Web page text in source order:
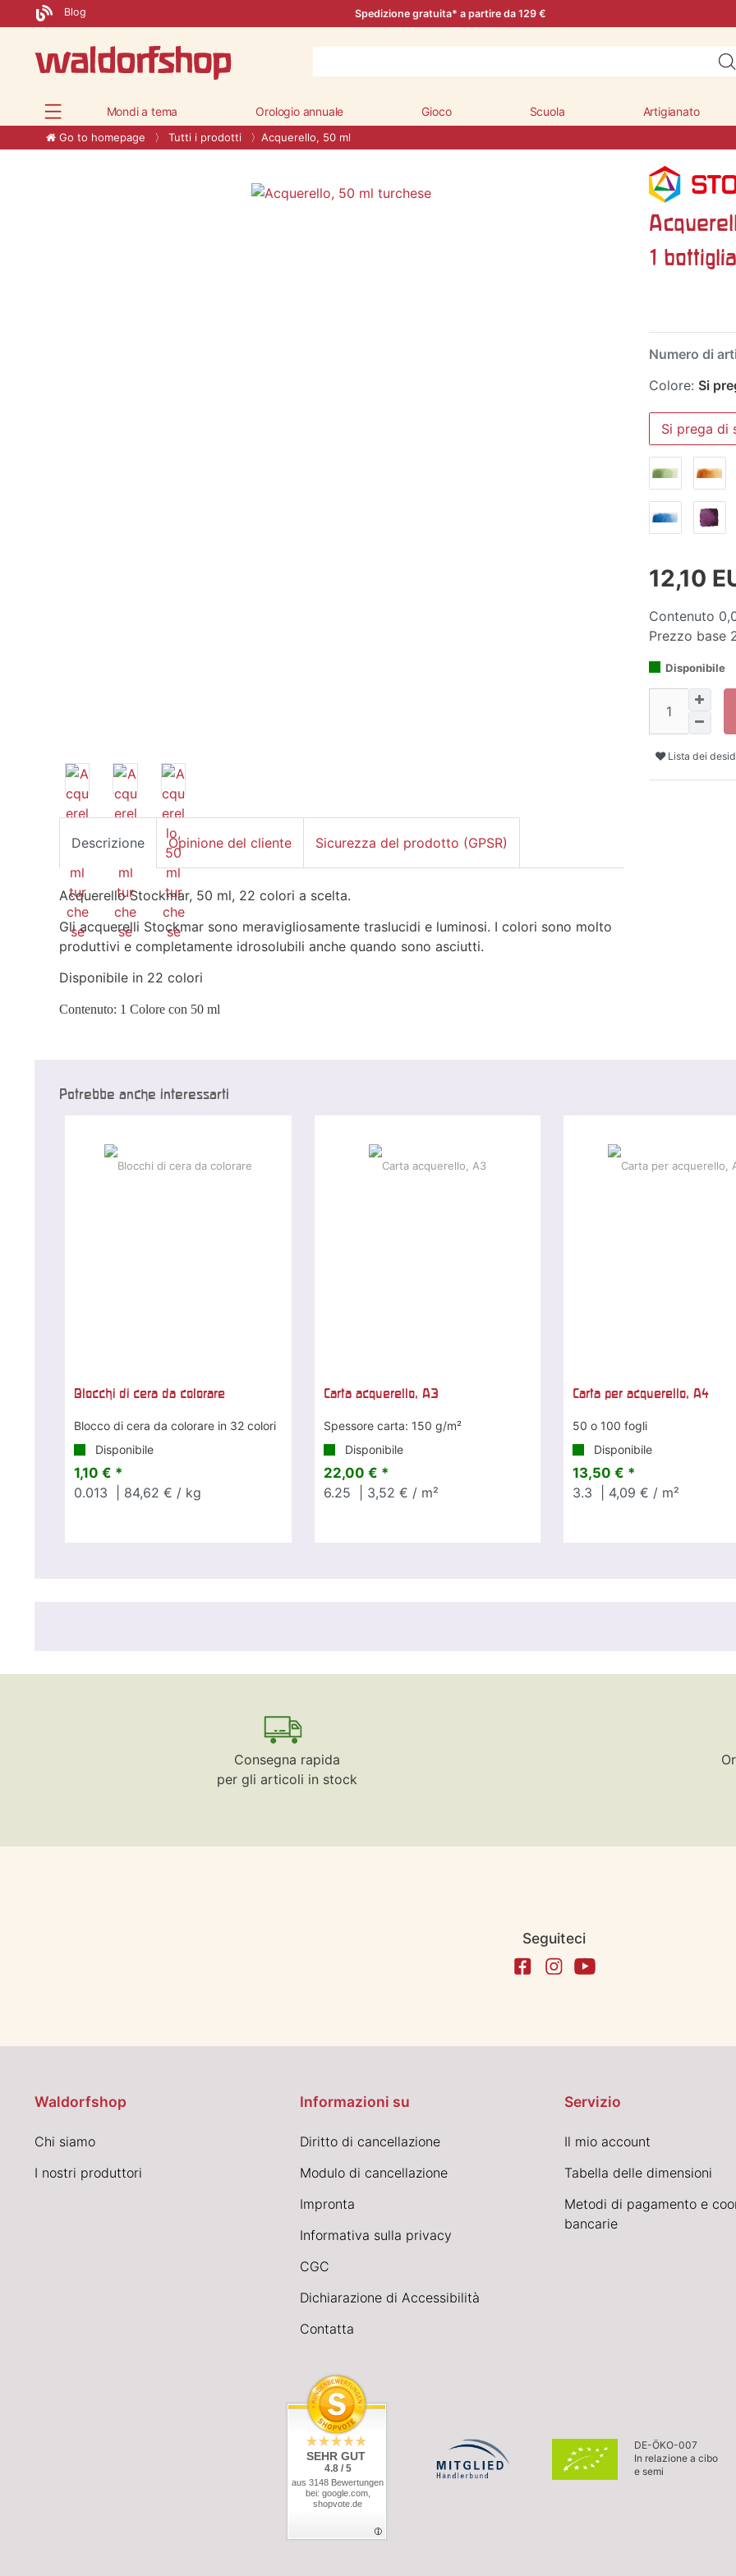
Blog Spedizione gratuita* a partire da 129 €
Mondi a tema Orologio annuale Gioco Scuola Artigianato
Go to homepage Tutti i prodotti Acquerello, 50 ml
1 bottiglia
Numero di
Colore: Si
Si prega di
12,10
Contenuto
Prezzo base
Disponibile
Lista dei
Descrizione Opinione del cliente Sicurezza del prodotto (GPSR)
Acquerello Stockmar, 50 ml, 22 colori a scelta.
Gli acquerelli Stockmar sono meravigliosamente traslucidi e luminosi. I colori sono molto
produttivi e completamente idrosolubili anche quando sono asciutti.
Disponibile in 22 colori
Contenuto: 1 Colore con 50 ml
Potrebbe anche interessarti
Blocchi di cera da colorare
Blocco di cera da colorare in 32 colori
Disponibile
1,10 € *
0.013
| 84,62 € / kg
Carta acquerello, A3
Spessore carta: 150 g/m²
Disponibile
22,00 € *
6.25
| 3,52 € / m²
Carta per acquerello, A4
50 o 100 fogli
Disponibile
13,50 € *
3.3
| 4,09 € / m²
Consegna rapida
per gli articoli in stock
Seguiteci
Waldorfshop
Chi siamo
I nostri produttori
Informazioni su
Diritto di cancellazione
Modulo di cancellazione
Impronta
Informativa sulla privacy
CGC
Dichiarazione di Accessibilità
Contatta
Servizio
Il mio account
Tabella delle dimensioni
Metodi di pagamento e
bancarie
SEHR GUT
4.8 / 5
aus 3148 Bewertungen
bei: google.com,
shopvote.de
DE-ÖKO-007
In relazione a cibo
e semi